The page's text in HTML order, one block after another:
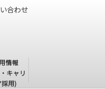
情報
キャリ
採用)
合わせ